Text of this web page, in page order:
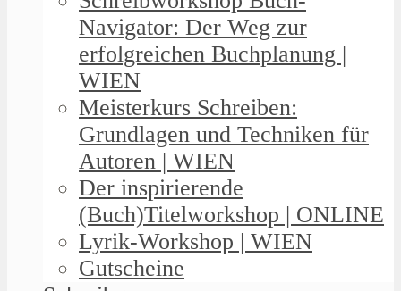
Navigator: Der Weg zur
erfolgreichen Buchplanung |
WIEN
Meisterkurs Schreiben:
Grundlagen und Techniken für
Autoren | WIEN
Der inspirierende
(Buch)Titelworkshop | ONLINE
Lyrik-Workshop | WIEN
Gutscheine